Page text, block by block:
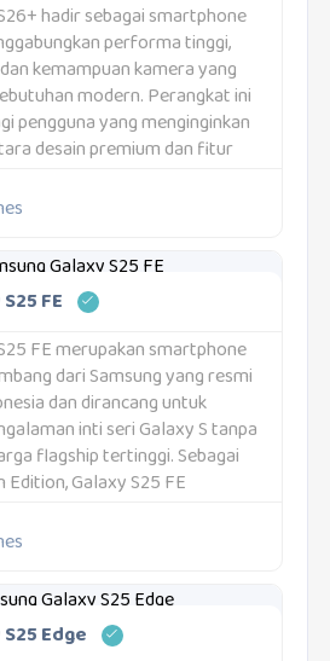
hadir sebagai smartphone
performa tinggi,
kemampuan kamera yang
modern. Perangkat ini
pengguna yang menginginkan
desain premium dan fitur
perangkat. Samsung
yang fokus pada
yang konsisten dan...
FE
FE merupakan smartphone
dari Samsung yang resmi
dan dirancang untuk
inti seri Galaxy S tanpa
flagship tertinggi. Sebagai
Edition, Galaxy S25 FE
tinggi, kamera berkualitas,
dukungan software...
Edge